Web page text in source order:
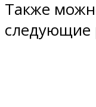
Также
следующие